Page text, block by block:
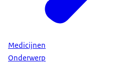
Medicijnen
Onderwerp